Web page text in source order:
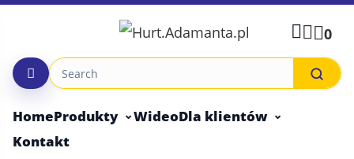
Skip
0
HomeProdukty WideoDla klientów
Kontakt